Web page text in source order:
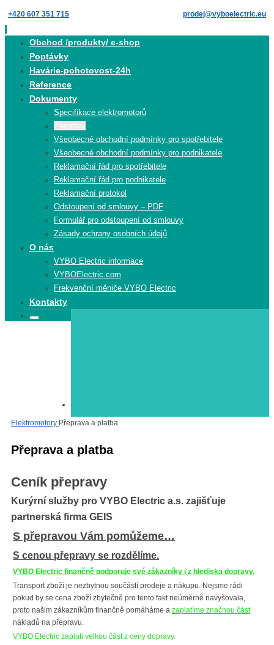
Skip
to
content
+420 607 351 715 prodej@vyboelectric.eu
Obchod /produkty/ e-shop
Poptávky
Havárie-pohotovost-24h
Reference
Dokumenty
Specifikace elektromotorů
Přeprava
Všeobecné obchodní podmínky pro spotřebitele
Všeobecné obchodní podmínky pro podnikatele
Reklamační řád pro spotřebitele
Reklamační řád pro podnikatele
Reklamační protokol
Odstoupení od smlouvy – PDF
Formulář pro odstoupení od smlouvy
Zásady ochrany osobních údajů
O nás
VYBO Electric informace
VYBOElectric.com
Frekvenční měniče VYBO Electric
Kontakty
Search
Search
Elektromotory Elektromotory
Přeprava a platba
Přeprava a platba
Ceník přepravy
Kurýrní služby pro VYBO Electric a.s. zajišťuje
partnerská firma GEIS
S přepravou Vám pomůžeme…
S cenou přepravy se rozdělíme.
VYBO Electric finančně podporuje své zákazníky i z hlediska dopravy.
Transport zboží je nezbytnou součástí prodeje a nákupu. Nejsme rádi
pokud by se cena zboží zbytečně pro tento fakt neúměrně navyšovala,
proto našim zákazníkům finančně pomáháme a zaplatíme značnou část
nákladů na přepravu.
VYBO Electric zaplatí velkou část z ceny dopravy.